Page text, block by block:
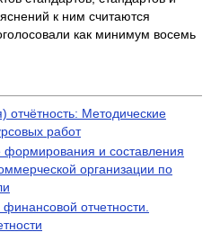
к ним считаются
как минимум восемь
отчётность: Методические
работ
формирования и составления
организации по
отчетности.